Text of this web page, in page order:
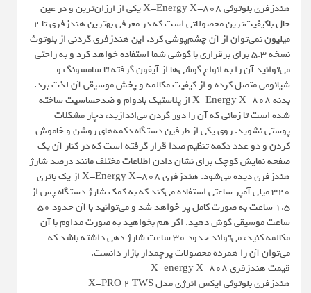
هندزفری بلوتوثی X-Energy X-808 یکی از ارزان‌ترین و در عین
حال باکیفیت‌ترین محصولاتی است که در معرفی بهترین هندزفری تا ۲
میلیون نمی‌توان از آن چشم‌پوشی کرد. این هندزفری گردنی از بلوتوث
نسخه 5.3 برای برقراری با گوشی شما استفاده خواهد کرد و به راحتی
می‌توانید آن را به انواع گوشی‌ها از آیفون گرفته تا سامسونگ و
شیائومی متصل کرده و از کیفیت مکالمه و پخش موسیقی آن لذت برد.
بدنه X-Energy X-808 از پلاستیک بادوام و ضدحساسیت ساخته
شده است تا زمانی که آن را دور گردن می‌اندازید، دچار مشکلات
پوستی نشوید. روی یکی از طرفین دستگاه دکمه‌های روشن و خاموش
کردن و دو عدد دکمه تنظیم صدا قرار گرفته است که در کنار آن یک
صفحه نمایش کوچک برای نشان دادن اطلاعات مختلف مانند درصد شارژ
هندزفری دیده می‌شود. هندزفری X-Energy X-808 از یک باتری
320 میلی آمپر ساعتی استفاده می‌کند که به کمک شارژ دستگاه پس از
1.5 ساعت به صورت کامل پر خواهد شد و می‌توانید با آن حدود 50
ساعت موسیقی گوش دهید. اگر هم بخواهید به صورت مداوم با آن
مکالمه کنید، می‌تواند حدود 30 ساعت شارژ دهی داشته باشد که
می‌توان آن را همرده محصولات پرچمدار بازار دانست.
قیمت هندزفری X-energy X-808
هندزفری بلوتوثی ایکس انرژی مدل X-PRO 2 TWS